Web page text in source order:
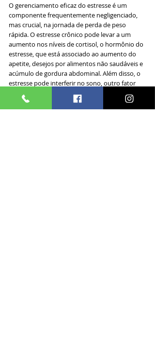
O gerenciamento eficaz do estresse é um
componente frequentemente negligenciado,
mas crucial, na jornada de perda de peso
rápida. O estresse crônico pode levar a um
aumento nos níveis de cortisol, o hormônio do
estresse, que está associado ao aumento do
apetite, desejos por alimentos não saudáveis e
acúmulo de gordura abdominal. Além disso, o
estresse pode interferir no sono, outro fator
importante para o controle de peso.
Implementar técnicas de gerenciamento de